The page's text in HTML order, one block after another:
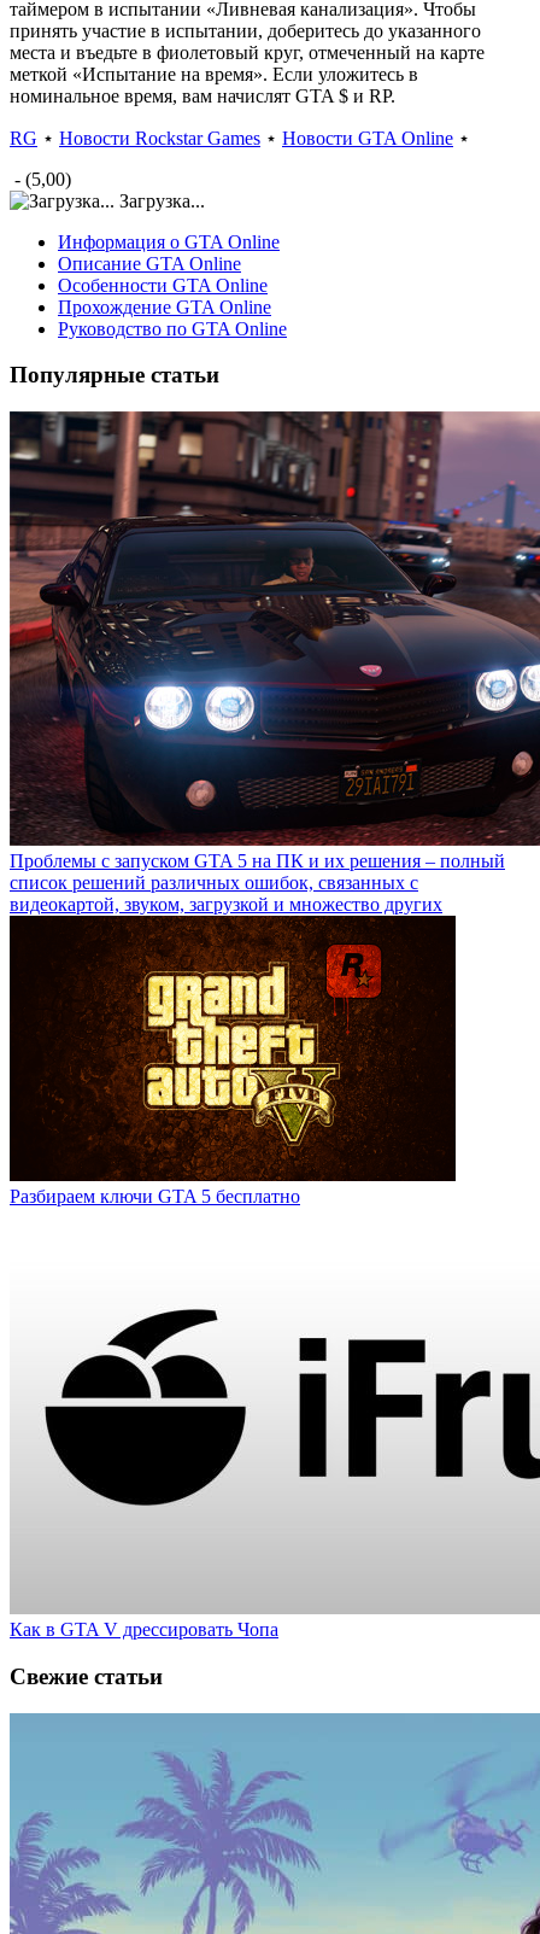
таймером в испытании «Ливневая канализация». Чтобы
принять участие в испытании, доберитесь до указанного
места и въедьте в фиолетовый круг, отмеченный на карте
меткой «Испытание на время». Если уложитесь в
номинальное время, вам начислят GTA $ и RP.
RG ⋆ Новости Rockstar Games ⋆ Новости GTA Online ⋆
- (5,00)
Загрузка...
Информация о GTA Online
Описание GTA Online
Особенности GTA Online
Прохождение GTA Online
Руководство по GTA Online
Популярные статьи
Проблемы с запуском GTA 5 на ПК и их решения – полный
список решений различных ошибок, связанных с
видеокартой, звуком, загрузкой и множество других
Разбираем ключи GTA 5 бесплатно
Как в GTA V дрессировать Чопа
Свежие статьи